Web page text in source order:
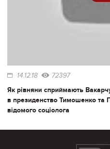
14.12.18 72397
Як рівняни сприймають
в президенство Тимошенко та
відомого соціолога